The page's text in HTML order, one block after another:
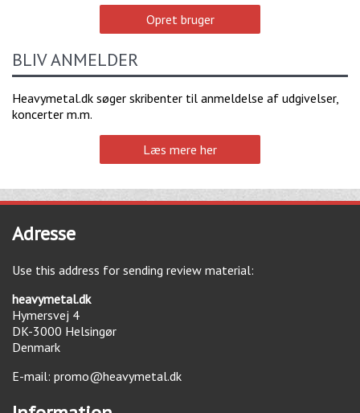
Opret bruger
BLIV ANMELDER
Heavymetal.dk søger skribenter til anmeldelse af udgivelser,
koncerter m.m.
Læs mere her
Adresse
Use this address for sending review material:
heavymetal.dk
Hymersvej 4
DK-3000 Helsingør
Denmark
E-mail: promo@heavymetal.dk